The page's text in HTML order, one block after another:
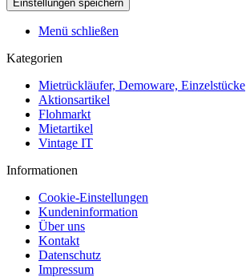
Menü schließen
Kategorien
Mietrückläufer, Demoware, Einzelstücke
Aktionsartikel
Flohmarkt
Mietartikel
Vintage IT
Informationen
Cookie-Einstellungen
Kundeninformation
Über uns
Kontakt
Datenschutz
Impressum